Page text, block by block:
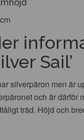
Sail’
silverpäron men är
och är därför
träd. Höjd och